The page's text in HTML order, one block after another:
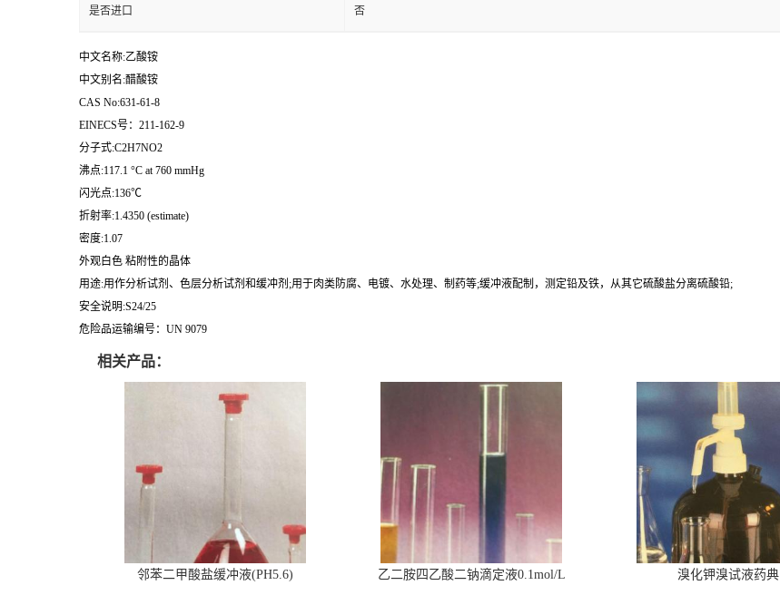
是否进口 否
中文名称:乙酸铵
中文别名:醋酸铵
CAS No:631-61-8
EINECS号：211-162-9
分子式:C2H7NO2
沸点:117.1 °C at 760 mmHg
闪光点:136℃
折射率:1.4350 (estimate)
密度:1.07
外观白色 粘附性的晶体
用途:用作分析试剂、色层分析试剂和缓冲剂;用于肉类防腐、电镀、水处理、制药等;缓冲液配制，测定铅及铁，从其它硫酸盐分离硫酸铅;
安全说明:S24/25
危险品运输编号：UN 9079
相关产品：
邻苯二甲酸盐缓冲液(PH5.6) 乙二胺四乙酸二钠滴定液0.1mol/L 溴化钾溴试液药典